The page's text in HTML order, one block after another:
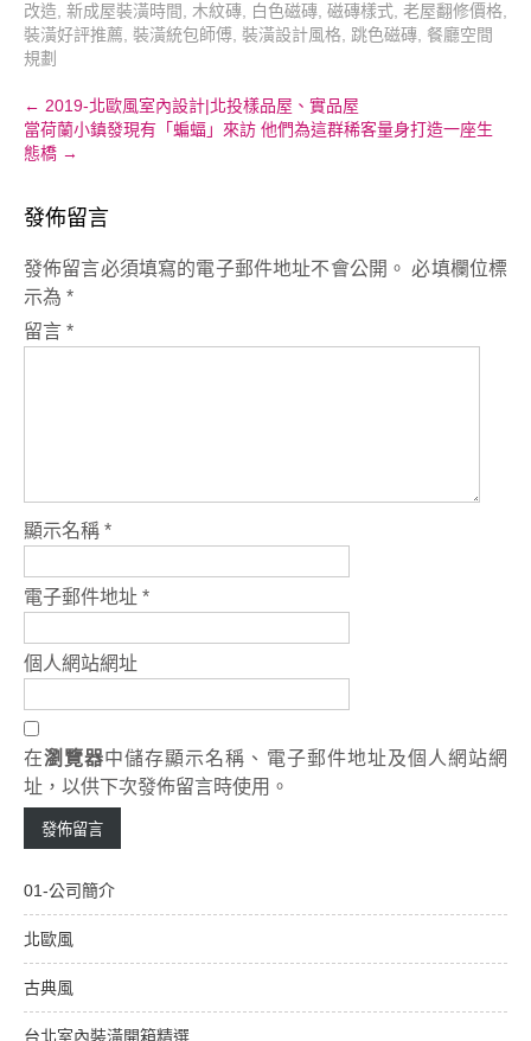
改造, 新成屋裝潢時間, 木紋磚, 白色磁磚, 磁磚樣式, 老屋翻修價格,
裝潢好評推薦, 裝潢統包師傅, 裝潢設計風格, 跳色磁磚, 餐廳空間
規劃
Post
navigation
← 2019-北歐風室內設計|北投樣品屋、實品屋
當荷蘭小鎮發現有「蝙蝠」來訪 他們為這群稀客量身打造一座生
態橋 →
發佈留言
發佈留言必須填寫的電子郵件地址不會公開。 必填欄位標
示為 *
留言 *
顯示名稱 *
電子郵件地址 *
個人網站網址
在瀏覽器中儲存顯示名稱、電子郵件地址及個人網站網
址，以供下次發佈留言時使用。
01-公司簡介
北歐風
古典風
台北室內裝潢開箱精選